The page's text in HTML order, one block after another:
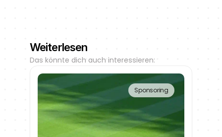
Weiterlesen
Das könnte dich auch interessieren:
Sponsoring